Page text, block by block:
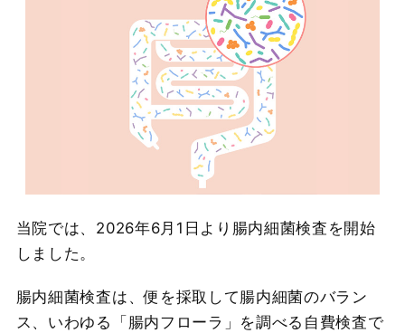
当院では、2026年6月1日より腸内細菌検査を開始
しました。
腸内細菌検査は、便を採取して腸内細菌のバラン
ス、いわゆる「腸内フローラ」を調べる自費検査で